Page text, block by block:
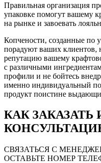
Правильная организация
упаковке помогут вашему
на рынке и завоевать
Копчености, созданные по
порадуют ваших клиентов,
репутацию вашему
с различными
профили и не бойтесь
именно индивидуальный
продукт поистине
КАК
СВЯЗАТЬСЯ С
ОСТАВЬТЕ НОМЕР